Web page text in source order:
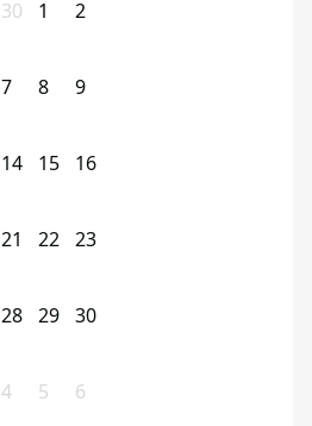
30 1 2
7 8 9
14 15 16
21 22 23
28 29 30
4 5 6